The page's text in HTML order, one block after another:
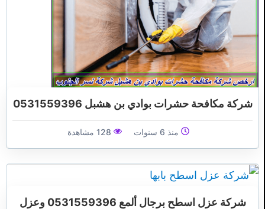
شركة مكافحة حشرات بوادي بن هشبل 0531559396
منذ 6 سنوات
شركة عزل اسطح برجال ألمع 0531559396 وعزل